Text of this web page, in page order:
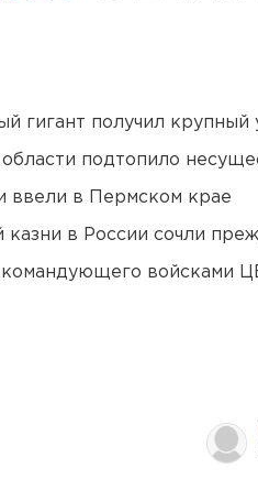
гигант получил крупный
подтопило
ввели в Пермском крае
казни в России сочли
командующего войсками